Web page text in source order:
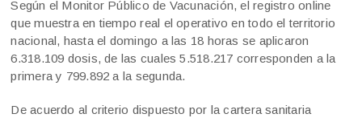
Según el Monitor Público de Vacunación, el registro online
que muestra en tiempo real el operativo en todo el territorio
nacional, hasta el domingo a las 18 horas se aplicaron
6.318.109 dosis, de las cuales 5.518.217 corresponden a la
primera y 799.892 a la segunda.
De acuerdo al criterio dispuesto por la cartera sanitaria